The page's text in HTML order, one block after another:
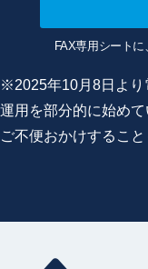
FAX専用シート
※2025年10月8日より
運用を部分的に始めて
ご不便おかけするこ